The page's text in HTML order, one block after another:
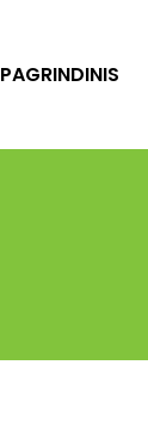
PAGRINDINIS